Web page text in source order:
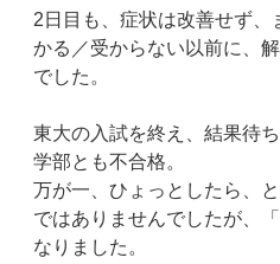
2日目も、症状は改善せず、
かる／受からない以前に、
でした。
東大の入試を終え、結果待
学部とも不合格。
万が一、ひょっとしたら、
ではありませんでしたが、
なりました。